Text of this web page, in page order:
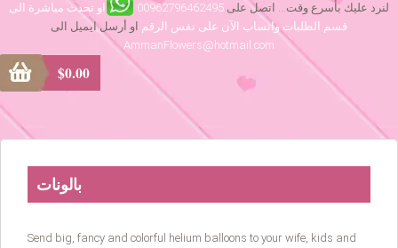
لنرد عليك بأسرع وقت... اتصل على 00962796462495
او تحدث مباشرة الى
قسم الطلبات واتساب الآن على نفس الرقم او أرسل ايميل الى
AmmanFlowers@hotmail.com
$0.00
بالونات
Send big, fancy and colorful helium balloons to your wife, kids and